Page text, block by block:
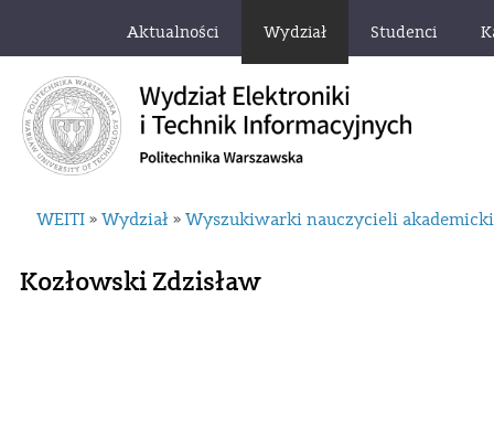
Aktualności Wydział Studenci
WEITI » Wydział » Wyszukiwarki nauczycieli
Kozłowski Zdzisław